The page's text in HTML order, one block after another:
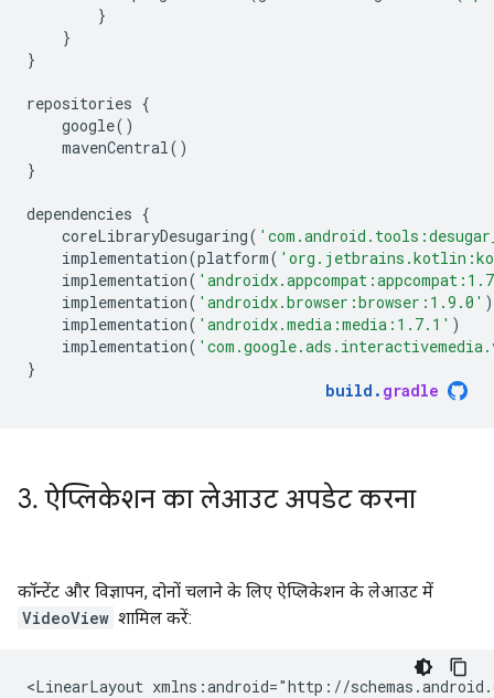
}
}
}
repositories {
google()
mavenCentral()
}
dependencies {
coreLibraryDesugaring(
implementation(platform(
implementation(
implementation( 'androidx.browser:browser:1.9.0' )
implementation( 'androidx.media:media:1.7.1' )
implementation(
}
build . gradle
3. ऐप्लिकेशन का लेआउट अपडेट करना
कॉन्टेंट और विज्ञापन, दोनों चलाने के लिए ऐप्लिकेशन के लेआउट में
VideoView शामिल करें:
<LinearLayout